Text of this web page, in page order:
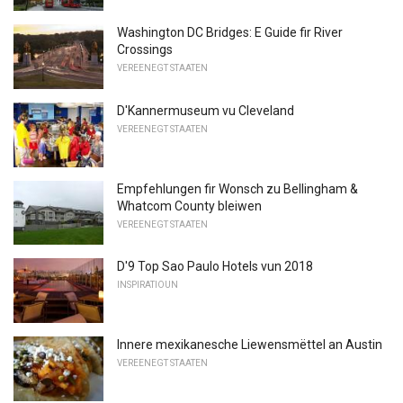
Washington DC Bridges: E Guide fir River
Crossings
VEREENEGT STAATEN
D'Kannermuseum vu Cleveland
VEREENEGT STAATEN
Empfehlungen fir Wonsch zu Bellingham &
Whatcom County bleiwen
VEREENEGT STAATEN
D'9 Top Sao Paulo Hotels vun 2018
INSPIRATIOUN
Innere mexikanesche Liewensmëttel an Austin
VEREENEGT STAATEN